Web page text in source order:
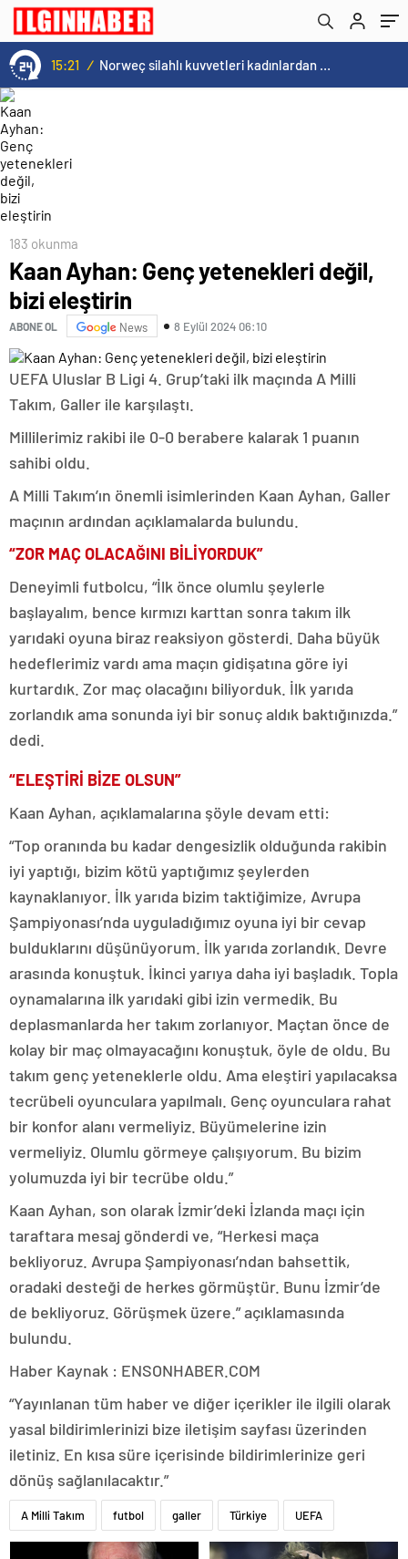
15:21 / Norweç silahlı kuvvetleri kadınlardan oluşan özel kuvvetler eğitimlerini başlattı.
183 okunma
Kaan Ayhan: Genç yetenekleri değil,
bizi eleştirin
ABONE OL News 8 Eylül 2024 06:10
UEFA Uluslar B Ligi 4. Grup’taki ilk maçında A Milli
Takım, Galler ile karşılaştı.
Millilerimiz rakibi ile 0-0 berabere kalarak 1 puanın
sahibi oldu.
A Milli Takım’ın önemli isimlerinden Kaan Ayhan, Galler
maçının ardından açıklamalarda bulundu.
“ZOR MAÇ OLACAĞINI BİLİYORDUK”
Deneyimli futbolcu, “İlk önce olumlu şeylerle
başlayalım, bence kırmızı karttan sonra takım ilk
yarıdaki oyuna biraz reaksiyon gösterdi. Daha büyük
hedeflerimiz vardı ama maçın gidişatına göre iyi
kurtardık. Zor maç olacağını biliyorduk. İlk yarıda
zorlandık ama sonunda iyi bir sonuç aldık baktığınızda.”
dedi.
“ELEŞTİRİ BİZE OLSUN”
Kaan Ayhan, açıklamalarına şöyle devam etti:
“Top oranında bu kadar dengesizlik olduğunda rakibin
iyi yaptığı, bizim kötü yaptığımız şeylerden
kaynaklanıyor. İlk yarıda bizim taktiğimize, Avrupa
Şampiyonası’nda uyguladığımız oyuna iyi bir cevap
bulduklarını düşünüyorum. İlk yarıda zorlandık. Devre
arasında konuştuk. İkinci yarıya daha iyi başladık. Topla
oynamalarına ilk yarıdaki gibi izin vermedik. Bu
deplasmanlarda her takım zorlanıyor. Maçtan önce de
kolay bir maç olmayacağını konuştuk, öyle de oldu. Bu
takım genç yeteneklerle oldu. Ama eleştiri yapılacaksa
tecrübeli oyunculara yapılmalı. Genç oyunculara rahat
bir konfor alanı vermeliyiz. Büyümelerine izin
vermeliyiz. Olumlu görmeye çalışıyorum. Bu bizim
yolumuzda iyi bir tecrübe oldu.”
Kaan Ayhan, son olarak İzmir’deki İzlanda maçı için
taraftara mesaj gönderdi ve, “Herkesi maça
bekliyoruz. Avrupa Şampiyonası’ndan bahsettik,
oradaki desteği de herkes görmüştür. Bunu İzmir’de
de bekliyoruz. Görüşmek üzere.” açıklamasında
bulundu.
Haber Kaynak : ENSONHABER.COM
“Yayınlanan tüm haber ve diğer içerikler ile ilgili olarak
yasal bildirimlerinizi bize iletişim sayfası üzerinden
iletiniz. En kısa süre içerisinde bildirimlerinize geri
dönüş sağlanılacaktır.”
A Milli Takım futbol galler Türkiye UEFA